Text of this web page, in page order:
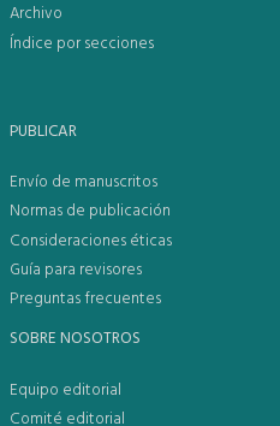
Archivo
Índice por secciones
PUBLICAR
Envío de manuscritos
Normas de publicación
Consideraciones éticas
Guía para revisores
Preguntas frecuentes
SOBRE NOSOTROS
Equipo editorial
Comité editorial